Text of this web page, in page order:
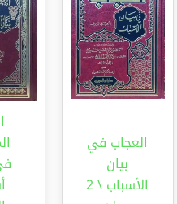
العجاب في
بيان
الأسباب \ 2